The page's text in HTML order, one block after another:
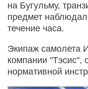
на Бугульму,
предмет
течение часа.
Экипаж самолета
компании "Тэсис",
нормативной